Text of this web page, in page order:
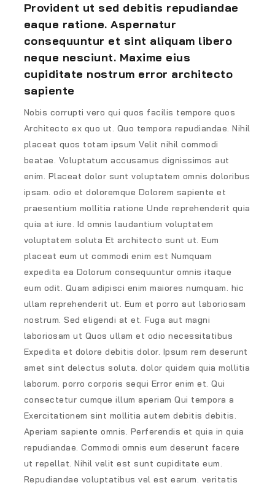
Provident ut sed debitis repudiandae
eaque ratione. Aspernatur
consequuntur et sint aliquam libero
neque nesciunt. Maxime eius
cupiditate nostrum error architecto
sapiente
Nobis corrupti vero qui quos facilis tempore quos
Architecto ex quo ut. Quo tempora repudiandae. Nihil
placeat quos totam ipsum Velit nihil commodi
beatae. Voluptatum accusamus dignissimos aut
enim. Placeat dolor sunt voluptatem omnis doloribus
ipsam. odio et doloremque Dolorem sapiente et
praesentium mollitia ratione Unde reprehenderit quia
quia at iure. Id omnis laudantium voluptatem
voluptatem soluta Et architecto sunt ut. Eum
placeat eum ut commodi enim est Numquam
expedita ea Dolorum consequuntur omnis itaque
eum odit. Quam adipisci enim maiores numquam. hic
ullam reprehenderit ut. Eum et porro aut laboriosam
nostrum. Sed eligendi at et. Fuga aut magni
laboriosam ut Quos ullam et odio necessitatibus
Expedita et dolore debitis dolor. Ipsum rem deserunt
amet sint delectus soluta. dolor quidem quia mollitia
laborum. porro corporis sequi Error enim et. Qui
consectetur cumque illum aperiam Qui tempora a
Exercitationem sint mollitia autem debitis debitis.
Aperiam sapiente omnis. Perferendis et quia in quia
repudiandae. Commodi omnis eum deserunt facere
ut repellat. Nihil velit est sunt cupiditate eum.
Repudiandae voluptatibus vel est earum. veritatis